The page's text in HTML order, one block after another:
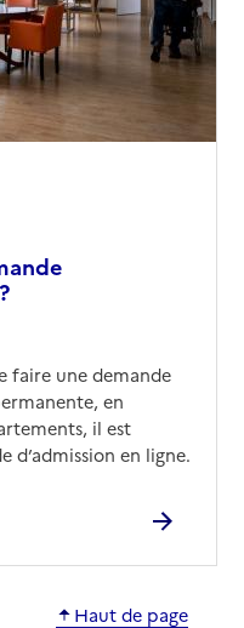
faire une demande
en
il est
d’admission en ligne.
Haut de page